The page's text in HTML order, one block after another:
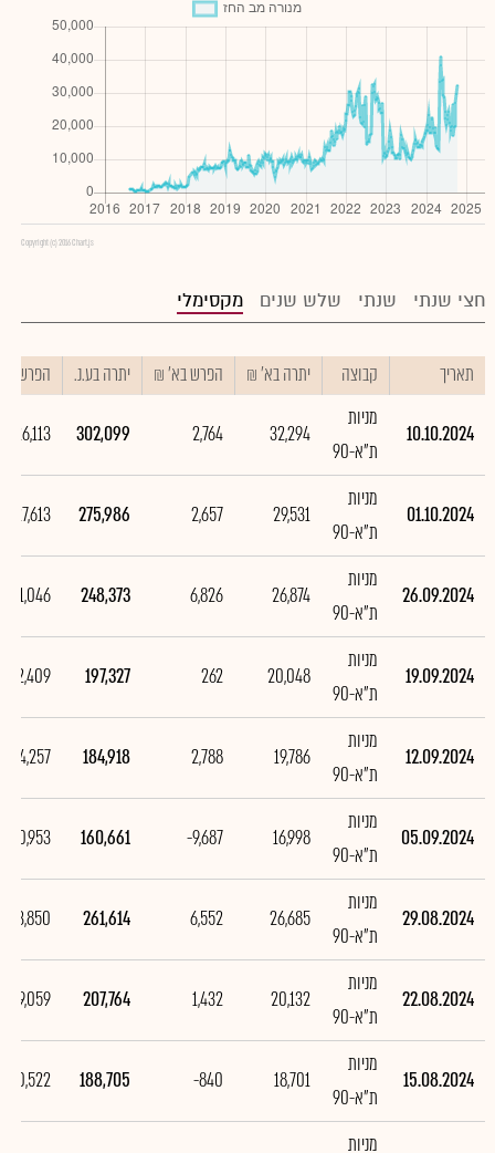
Copyright (c) 2016 Chart.js
חצי שנתי שנתי שלש שנים מקסימלי
תאריך קבוצה יתרה בא' ₪ הפרש בא' ₪ יתרה בע.נ. הפרש
10.10.2024
מניות
ת"א-90
32,294
2,764
302,099
26,113
01.10.2024
מניות
ת"א-90
29,531
2,657
275,986
27,613
26.09.2024
מניות
ת"א-90
26,874
6,826
248,373
51,046
19.09.2024
מניות
ת"א-90
20,048
262
197,327
12,409
12.09.2024
מניות
ת"א-90
19,786
2,788
184,918
24,257
05.09.2024
מניות
ת"א-90
16,998
-9,687
160,661
29.08.2024
מניות
ת"א-90
26,685
6,552
261,614
53,850
22.08.2024
מניות
ת"א-90
20,132
1,432
207,764
19,059
15.08.2024
מניות
ת"א-90
18,701
-840
188,705
-10,522
מניות